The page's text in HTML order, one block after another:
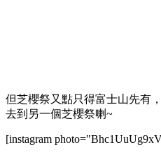
但芝櫻祭又點只得富士山先有
去到另一個芝櫻祭喇~
[instagram